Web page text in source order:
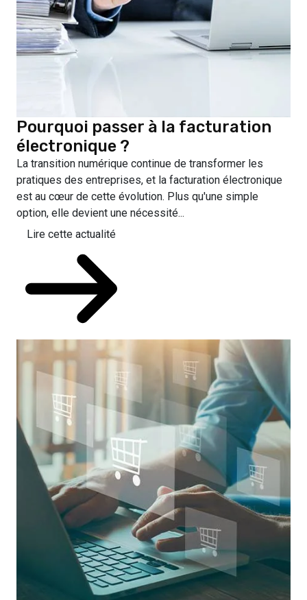
Pourquoi passer à la facturation
électronique ?
La transition numérique continue de transformer les
pratiques des entreprises, et la facturation électronique
est au cœur de cette évolution. Plus qu'une simple
option, elle devient une nécessité...
Lire cette actualité